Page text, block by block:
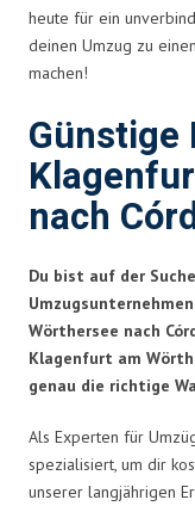
heute für ein
deinen Umzug zu
machen!
Günstige
nach
Du bist auf der
Wörthersee nach
Klagenfurt am
genau die richtige
Als Experten für
spezialisiert, um dir
unserer langjährigen